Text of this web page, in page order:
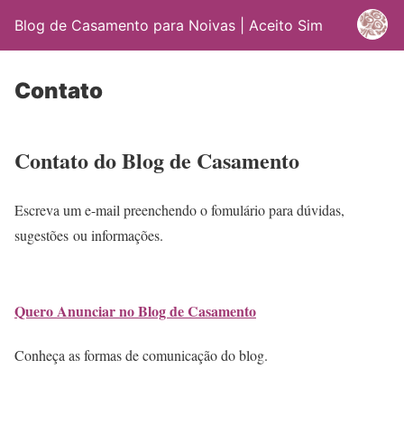
Blog de Casamento para Noivas | Aceito Sim
Contato
Contato do Blog de Casamento
Escreva um e-mail preenchendo o fomulário para dúvidas,
sugestões ou informações.
Quero Anunciar no Blog de Casamento
Conheça as formas de comunicação do blog.